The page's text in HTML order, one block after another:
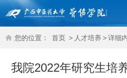
您的位置： 首页 > 人才培养>详细
我院2022年研究生培